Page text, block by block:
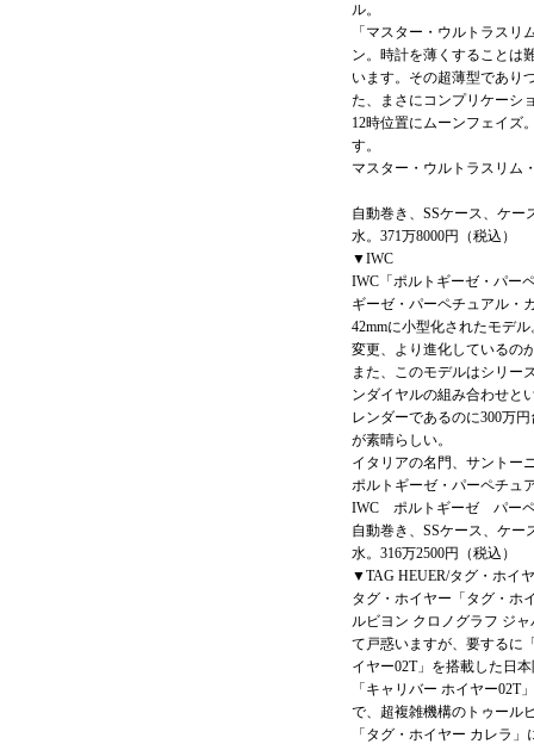
ル。
「マスター・ウルトラス
ン。時計を薄くすることは
います。その超薄型であり
た、まさにコンプリケーシ
12時位置にムーンフェイズ
す。
マスター・ウルトラスリム
自動巻き、SSケース、ケー
水。371万8000円（税込）
▼IWC
IWC「ポルトギーゼ・パー
ギーゼ・パーペチュアル・
42mmに小型化されたモデ
変更、より進化しているの
また、このモデルはシリー
ンダイヤルの組み合わせと
レンダーであるのに300万
が素晴らしい。
イタリアの名門、サントー
ポルトギーゼ・パーペチュ
IWC ポルトギーゼ パー
自動巻き、SSケース、ケー
水。316万2500円（税込）
▼TAG HEUER/タグ・ホイ
タグ・ホイヤー「タグ・ホ
ルビヨン クロノグラフ ジ
て戸惑いますが、要するに
イヤー02T」を搭載した日
「キャリバー ホイヤー02T
で、超複雑機構のトゥール
「タグ・ホイヤー カレラ